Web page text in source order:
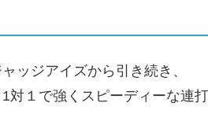
ッジアイズから引き続き、
対１で強くスピーディーな連